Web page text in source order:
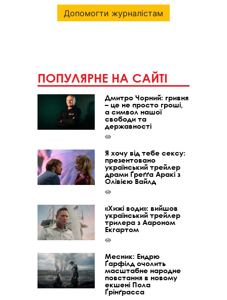
Допомогти журналістам
ПОПУЛЯРНЕ НА САЙТІ
Дмитро Чорний: гривня
– це не просто гроші,
а символ нашої
свободи та
державності
Я хочу від тебе сексу:
презентовано
український трейлер
драми Ґреґґа Аракі з
Олівією Вайлд
«Хижі води»: вийшов
український трейлер
трилера з Аароном
Екгартом
Месник: Ендрю
Ґарфілд очолить
масштабне народне
повстання в новому
екшені Пола
Ґрінґрасса